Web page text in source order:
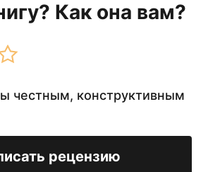
Как она вам?
честным, конструктивным
рецензию